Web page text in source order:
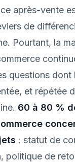
après-vente
de
Pourtant, la
questions dont
et répétée
60 à 80 %
: statut de
politique de